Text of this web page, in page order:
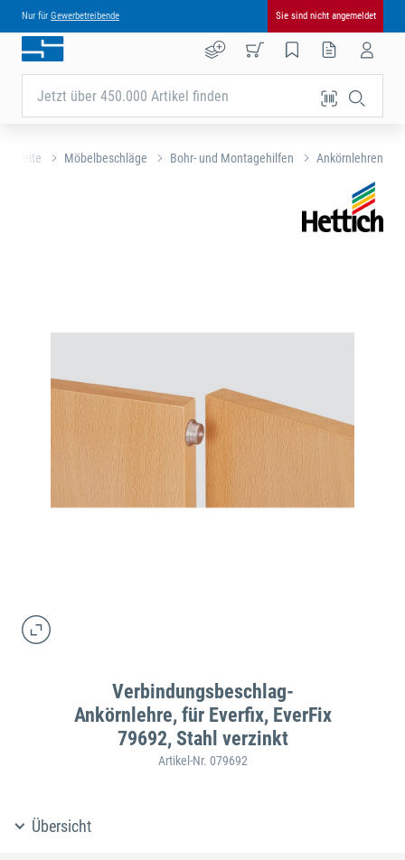
Nur für Gewerbetreibende Sie sind nicht angemeldet
Jetzt über 450.000 Artikel finden
Möbelbeschläge Bohr- und Montagehilfen Ankörnlehren
Verbindungsbeschlag-
Ankörnlehre, für Everfix, EverFix
79692, Stahl verzinkt
Artikel-Nr. 079692
Übersicht